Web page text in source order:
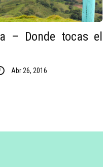
– Donde tocas el
Abr 26, 2016